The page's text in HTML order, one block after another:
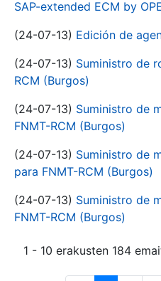
SAP-extended ECM by
(24-07-13) Edición de
(24-07-13) Suministro de
RCM (Burgos)
(24-07-13) Suministro de
FNMT-RCM (Burgos)
(24-07-13) Suministro de
para FNMT-RCM (Burgos)
(24-07-13) Suministro de
FNMT-RCM (Burgos)
1 - 10 erakusten 184